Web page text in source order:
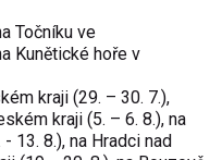
Točníku ve
Kunětické hoře v
kraji (29. – 30. 7.),
kraji (5. – 6. 8.), na
13. 8.), na Hradci nad